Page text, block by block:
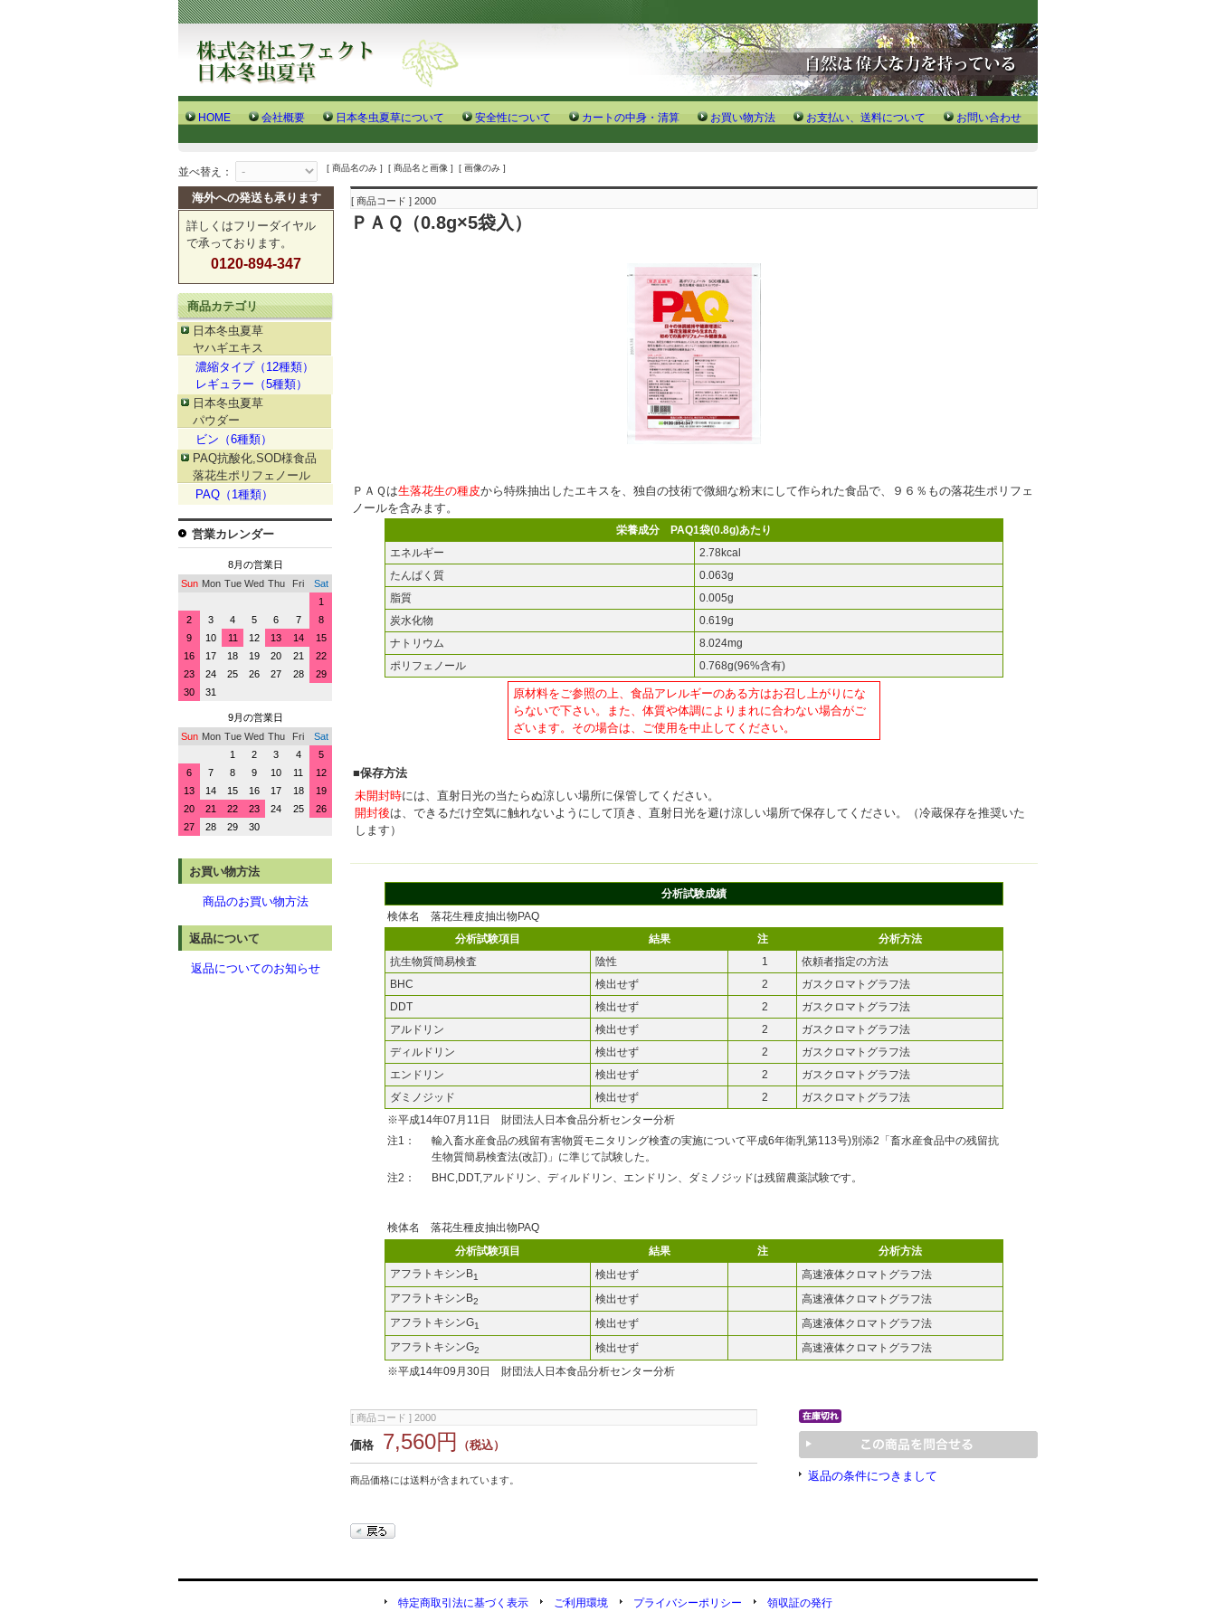
HOME 会社概要 日本冬虫夏草について 安全性について カートの中身・清算 お買い物方法 お支払い、送料について お問い合わせ
並べ替え： [ 商品名のみ ] [ 商品名と画像 ] [ 画像のみ ]
[ 商品コード ] 2000
ＰＡＱ（0.8g×5袋入）
ＰＡＱは生落花生の種皮から特殊抽出したエキスを、独自の技術で微細な粉末にして作られた食品で、９６％もの落花生ポリフェ
ノールを含みます。
栄養成分 PAQ1袋(0.8g)あたり
エネルギー
2.78kcal
たんぱく質
0.063g
脂質
0.005g
炭水化物
0.619g
ナトリウム
8.024mg
ポリフェノール
0.768g(96%含有)
原材料をご参照の上、食品アレルギーのある方はお召し上がりにな
らないで下さい。また、体質や体調によりまれに合わない場合がご
ざいます。その場合は、ご使用を中止してください。
■保存方法
未開封時には、直射日光の当たらぬ涼しい場所に保管してください。
開封後は、できるだけ空気に触れないようにして頂き、直射日光を避け涼しい場所で保存してください。（冷蔵保存を推奨いた
します）
分析試験成績
検体名 落花生種皮抽出物PAQ
分析試験項目
結果 注
分析方法
抗生物質簡易検査
陰性 1
依頼者指定の方法
BHC
検出せず 2
ガスクロマトグラフ法
DDT
検出せず 2
ガスクロマトグラフ法
アルドリン
検出せず 2
ガスクロマトグラフ法
ディルドリン
検出せず 2
ガスクロマトグラフ法
エンドリン
検出せず 2
ガスクロマトグラフ法
ダミノジッド
検出せず 2
ガスクロマトグラフ法
※平成14年07月11日 財団法人日本食品分析センター分析
注1：
輸入畜水産食品の残留有害物質モニタリング検査の実施について平成6年衛乳第113号)別添2「畜水産食品中の残留抗
生物質簡易検査法(改訂)」に準じて試験した。
注2：
BHC,DDT,アルドリン、ディルドリン、エンドリン、ダミノジッドは残留農薬試験です。
検体名 落花生種皮抽出物PAQ
分析試験項目
結果 注
分析方法
アフラトキシンB1 検出せず
高速液体クロマトグラフ法
アフラトキシンB2 検出せず
高速液体クロマトグラフ法
アフラトキシンG1 検出せず
高速液体クロマトグラフ法
アフラトキシンG2 検出せず
高速液体クロマトグラフ法
※平成14年09月30日 財団法人日本食品分析センター分析
[ 商品コード ] 2000
価格 7,560円 （税込）
商品価格には送料が含まれています。 返品の条件につきまして
海外への発送も承ります
詳しくはフリーダイヤル
で承っております。
0120-894-347
商品カテゴリ
日本冬虫夏草
ヤハギエキス
濃縮タイプ（12種類）
レギュラー（5種類）
日本冬虫夏草
パウダー
ビン（6種類）
PAQ抗酸化,SOD様食品
落花生ポリフェノール
PAQ（1種類）
営業カレンダー
8月の営業日
Sun Mon Tue Wed Thu Fri
Sat
1
2
3 4 5 6 7
8
9
10 11 12 13 14
15
16
17 18 19 20 21
22
23
24 25 26 27 28
29
30
31
9月の営業日
Sun Mon Tue Wed Thu Fri
Sat
1
2 3 4
5
6
7 8 9 10 11
12
13
14 15 16 17 18
19
20
21 22 23 24 25
26
27
28 29 30
お買い物方法
商品のお買い物方法
返品について
返品についてのお知らせ
特定商取引法に基づく表示 ご利用環境 プライバシーポリシー 領収証の発行